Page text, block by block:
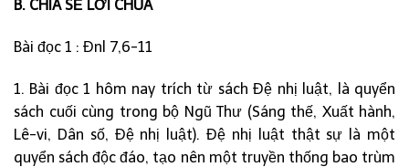
B. CHIA SẺ LỜI CHÚA
Bài đọc 1 : Đnl 7,6-11
1. Bài đọc 1 hôm nay trích từ sách Đệ nhị luật, là quyển
sách cuối cùng trong bộ Ngũ Thư (Sáng thế, Xuất hành,
Lê-vi, Dân số, Đệ nhị luật). Đệ nhị luật thật sự là một
quyển sách độc đáo, tạo nên một truyền thống bao trùm